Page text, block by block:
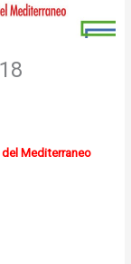
Mediterraneo